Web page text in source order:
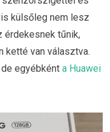
külsőleg nem lesz
érdekesnek tűnik,
ketté van választva.
egyébként a Huawei